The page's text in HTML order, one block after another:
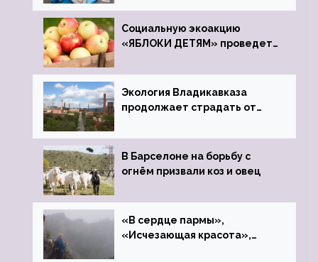
Социальную экоакцию
«ЯБЛОКИ ДЕТЯМ» проведет
Экология Владикавказа
продолжает страдать от
В Барселоне на борьбу с
огнём призвали коз и овец
«В сердце пармы»,
«Исчезающая красота»,